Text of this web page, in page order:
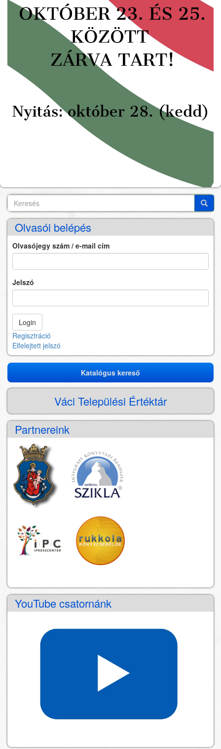
Search
Keresés
Olvasói belépés
Olvasójegy szám / e-mail cím
Jelszó
Regisztráció
Elfelejtett jelszó
Katalógus
kereső
Katalógus kereső
Váci Települési Értéktár
Partnereink
YouTube csatornánk